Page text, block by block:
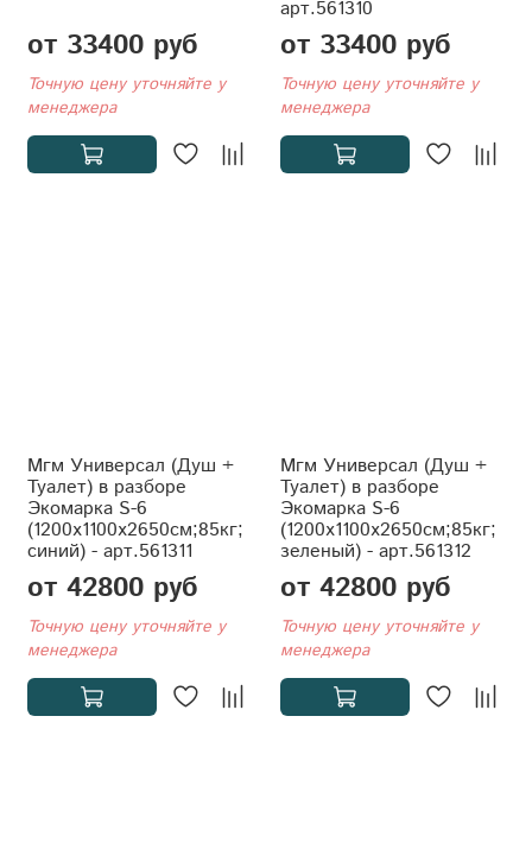
от 33400 руб
Точную цену уточняйте у
менеджера
арт.561310
от 33400 руб
Точную цену уточняйте у
менеджера
Мгм Универсал (Душ +
Туалет) в разборе
Экомарка S-6
(1200x1100x2650см;85кг;
синий) - арт.561311
от 42800 руб
Точную цену уточняйте у
менеджера
Мгм Универсал (Душ +
Туалет) в разборе
Экомарка S-6
(1200x1100x2650см;85кг;
зеленый) - арт.561312
от 42800 руб
Точную цену уточняйте у
менеджера